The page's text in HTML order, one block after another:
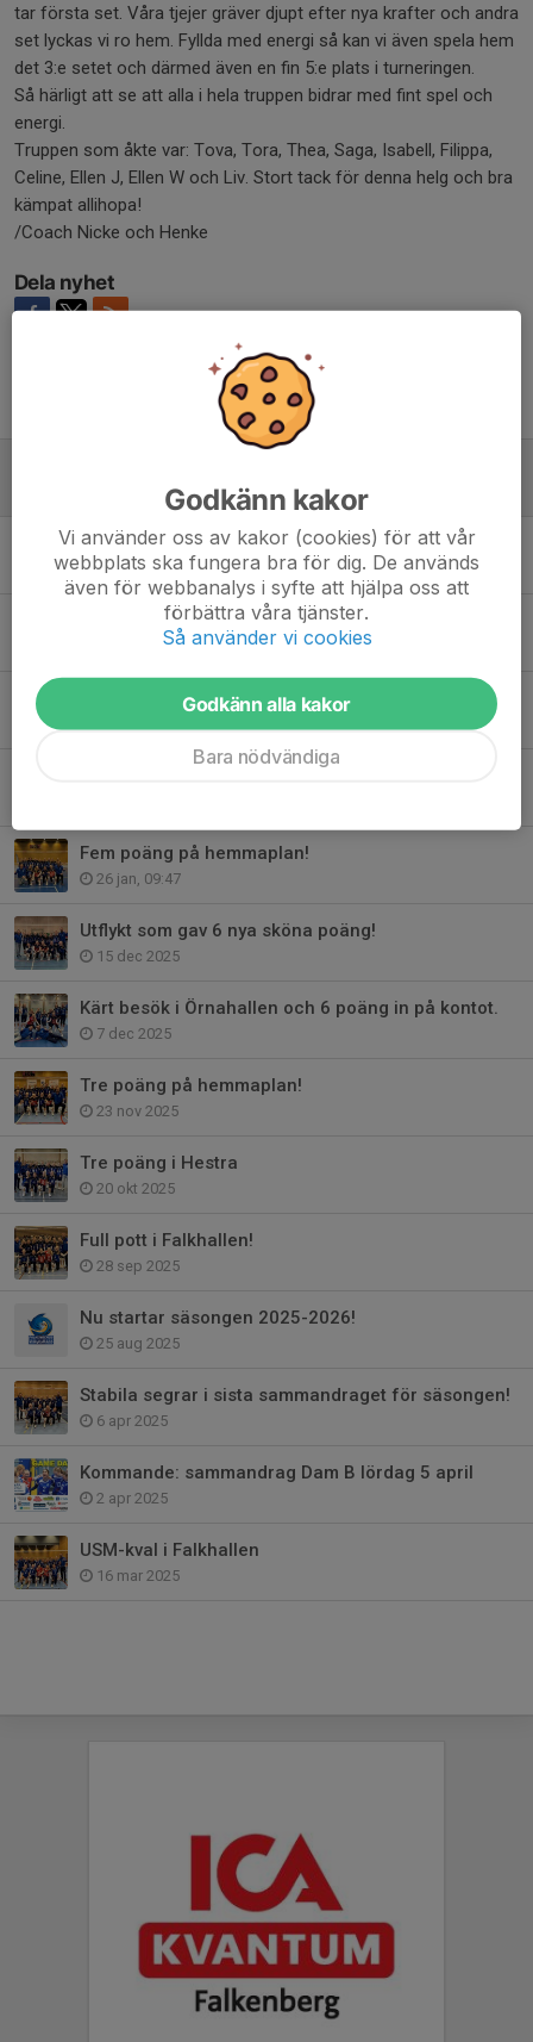
tar första set. Våra tjejer gräver djupt efter nya krafter och andra
set lyckas vi ro hem. Fyllda med energi så kan vi även spela hem
det 3:e setet och därmed även en fin 5:e plats i turneringen.
Så härligt att se att alla i hela truppen bidrar med fint spel och
energi.
Truppen som åkte var: Tova, Tora, Thea, Saga, Isabell, Filippa,
Celine, Ellen J, Ellen W och Liv. Stort tack för denna helg och bra
kämpat allihopa!
/Coach Nicke och Henke
Dela nyhet
16 maj, 19:24
Säsongens sista seger!
28 mar, 19:31
Sista hemmamatchen
27 mar, 14:56
Två matcher - sex poäng!
Fem poäng på hemmaplan!
26 jan, 09:47
Utflykt som gav 6 nya sköna poäng!
15 dec 2025
Kärt besök i Örnahallen och 6 poäng in på kontot.
7 dec 2025
Tre poäng på hemmaplan!
23 nov 2025
Tre poäng i Hestra
20 okt 2025
Full pott i Falkhallen!
28 sep 2025
Nu startar säsongen 2025-2026!
25 aug 2025
Stabila segrar i sista sammandraget för säsongen!
6 apr 2025
Kommande: sammandrag Dam B lördag 5 april
2 apr 2025
USM-kval i Falkhallen
16 mar 2025
Godkänn kakor
Vi använder oss av kakor (cookies) för att vår
webbplats ska fungera bra för dig. De används
även för webbanalys i syfte att hjälpa oss att
förbättra våra tjänster.
Så använder vi cookies
Godkänn alla kakor
Bara nödvändiga